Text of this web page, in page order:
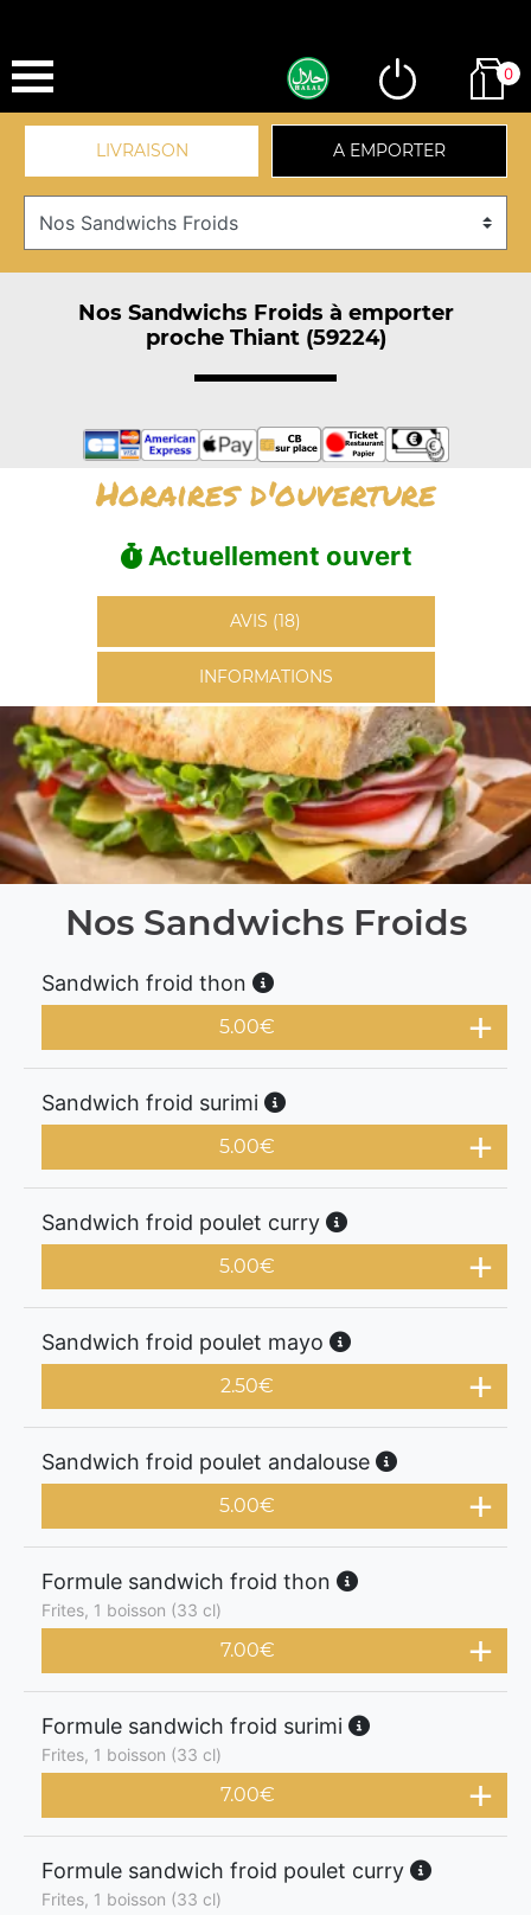
0
LIVRAISON A EMPORTER
Nos Sandwichs Froids à emporter
proche Thiant (59224)
Horaires d'ouverture
Actuellement ouvert
AVIS (18)
INFORMATIONS
Nos Sandwichs Froids
Sandwich froid thon
5.00€
Sandwich froid surimi
5.00€
Sandwich froid poulet curry
5.00€
Sandwich froid poulet mayo
2.50€
Sandwich froid poulet andalouse
5.00€
Formule sandwich froid thon
Frites, 1 boisson (33 cl)
7.00€
Formule sandwich froid surimi
Frites, 1 boisson (33 cl)
7.00€
Formule sandwich froid poulet curry
Frites, 1 boisson (33 cl)